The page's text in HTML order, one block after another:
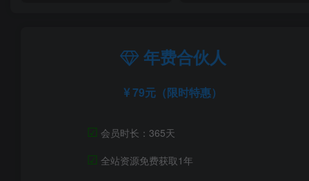
年费合伙人
79元（限时特惠）
☑ 会员时长：365天
☑ 全站资源免费获取1年